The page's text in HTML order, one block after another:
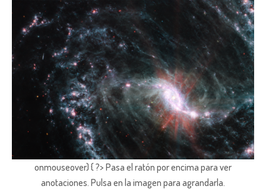
onmouseover) { ?> Pasa el ratón por encima para ver
anotaciones. Pulsa en la imagen para agrandarla.